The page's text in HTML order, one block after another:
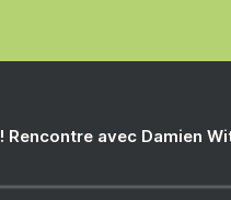
avec Damien